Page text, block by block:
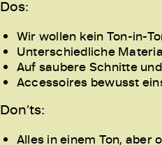
Dos:
Wir wollen kein Ton-in-
Unterschiedliche
Auf saubere Schnitte
Accessoires bewusst
Don’ts:
Alles in einem Ton, aber